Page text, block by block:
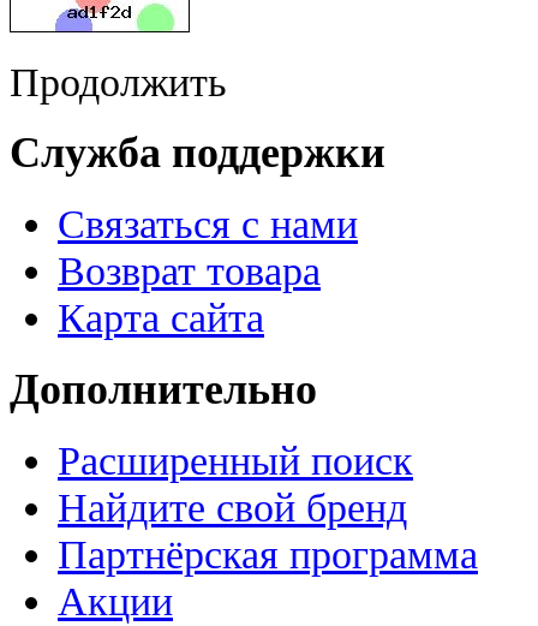
Продолжить
Служба поддержки
Связаться с нами
Возврат товара
Карта сайта
Дополнительно
Расширенный поиск
Найдите свой бренд
Партнёрская программа
Акции